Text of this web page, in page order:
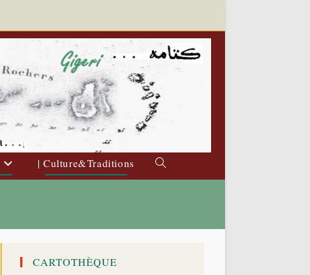
| Culture&Traditions
Toggle
CARTOTHÈQUE